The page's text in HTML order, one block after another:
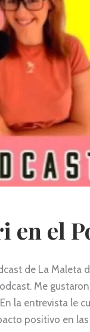
en el
de La Maleta
Me
la entrevista le
positivo en